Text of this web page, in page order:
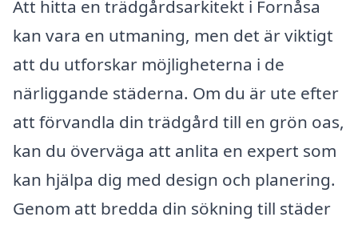
Att hitta en trädgårdsarkitekt i Fornåsa
kan vara en utmaning, men det är viktigt
att du utforskar möjligheterna i de
närliggande städerna. Om du är ute efter
att förvandla din trädgård till en grön oas,
kan du överväga att anlita en expert som
kan hjälpa dig med design och planering.
Genom att bredda din sökning till städer